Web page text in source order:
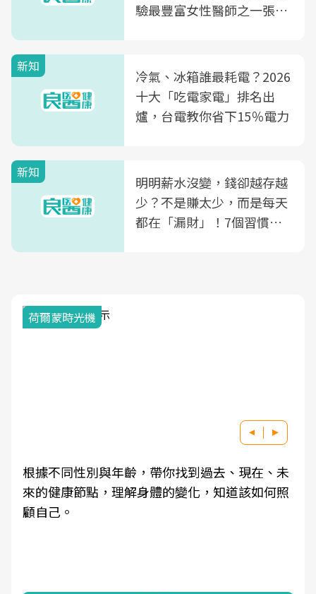
驗最豐富女性醫師之一張永
光田醫院建構360度女性健
康照護生態圈
新知
冷氣、冰箱誰最耗電？2026
十大「吃電家電」排名出
爐，台電教你省下15％電力
新知
明明薪水沒變，錢卻越存越
少？不是賺太少，而是每天
都在「漏財」！7個習慣一
荷爾蒙時光機
根據不同性別與年齡，帶你找到過去、現在、未
來的健康節點，理解身體的變化，知道該如何照
顧自己。